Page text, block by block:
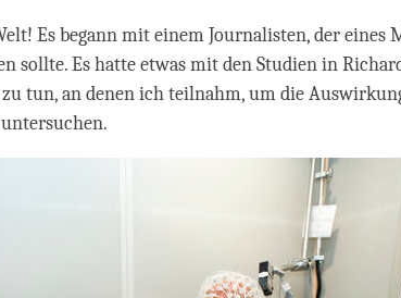
Es begann mit einem Journalisten, der eines
sollte. Es hatte etwas mit den Studien in
tun, an denen ich teilnahm, um die